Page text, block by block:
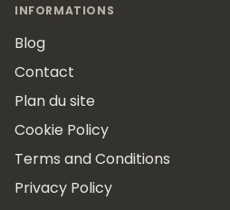
INFORMATIONS
Blog
Contact
Plan du site
Cookie Policy
Terms and Conditions
Privacy Policy